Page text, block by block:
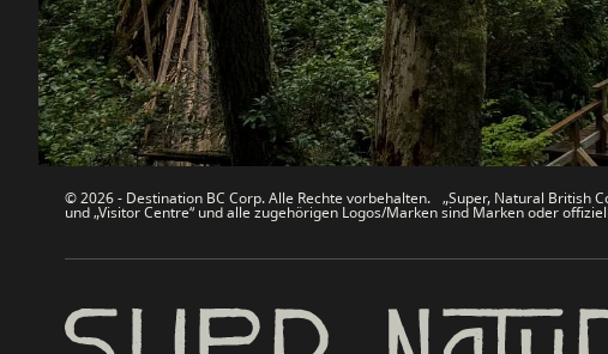
Über uns
Rechtliches & Richtlinien
Unternehmen
简体中文 –
© 2026 - Destination BC Corp. Alle Rechte vorbehalten. „Super, Natural British
und „Visitor Centre“ und alle zugehörigen Logos/Marken sind Marken oder